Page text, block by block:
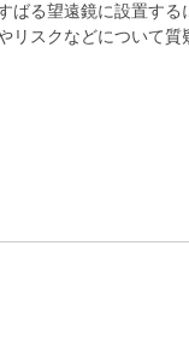
ばる望遠鏡に設置す
スクなどについて質